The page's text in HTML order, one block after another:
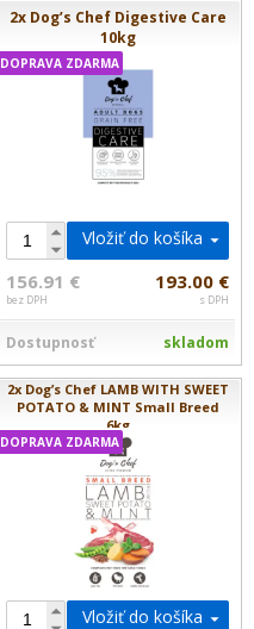
2x Dog’s Chef Digestive Care
10kg
DOPRAVA ZDARMA
Vložiť do košíka
156.91 €
bez DPH
193.00 €
s DPH
Dostupnosť skladom
2x Dog’s Chef LAMB WITH SWEET
POTATO & MINT Small Breed
6kg
DOPRAVA ZDARMA
Vložiť do košíka